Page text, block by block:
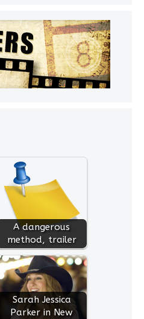
A dangerous
method, trailer
Sarah Jessica
Parker in New